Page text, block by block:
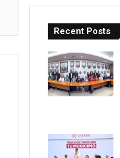
Recent Posts